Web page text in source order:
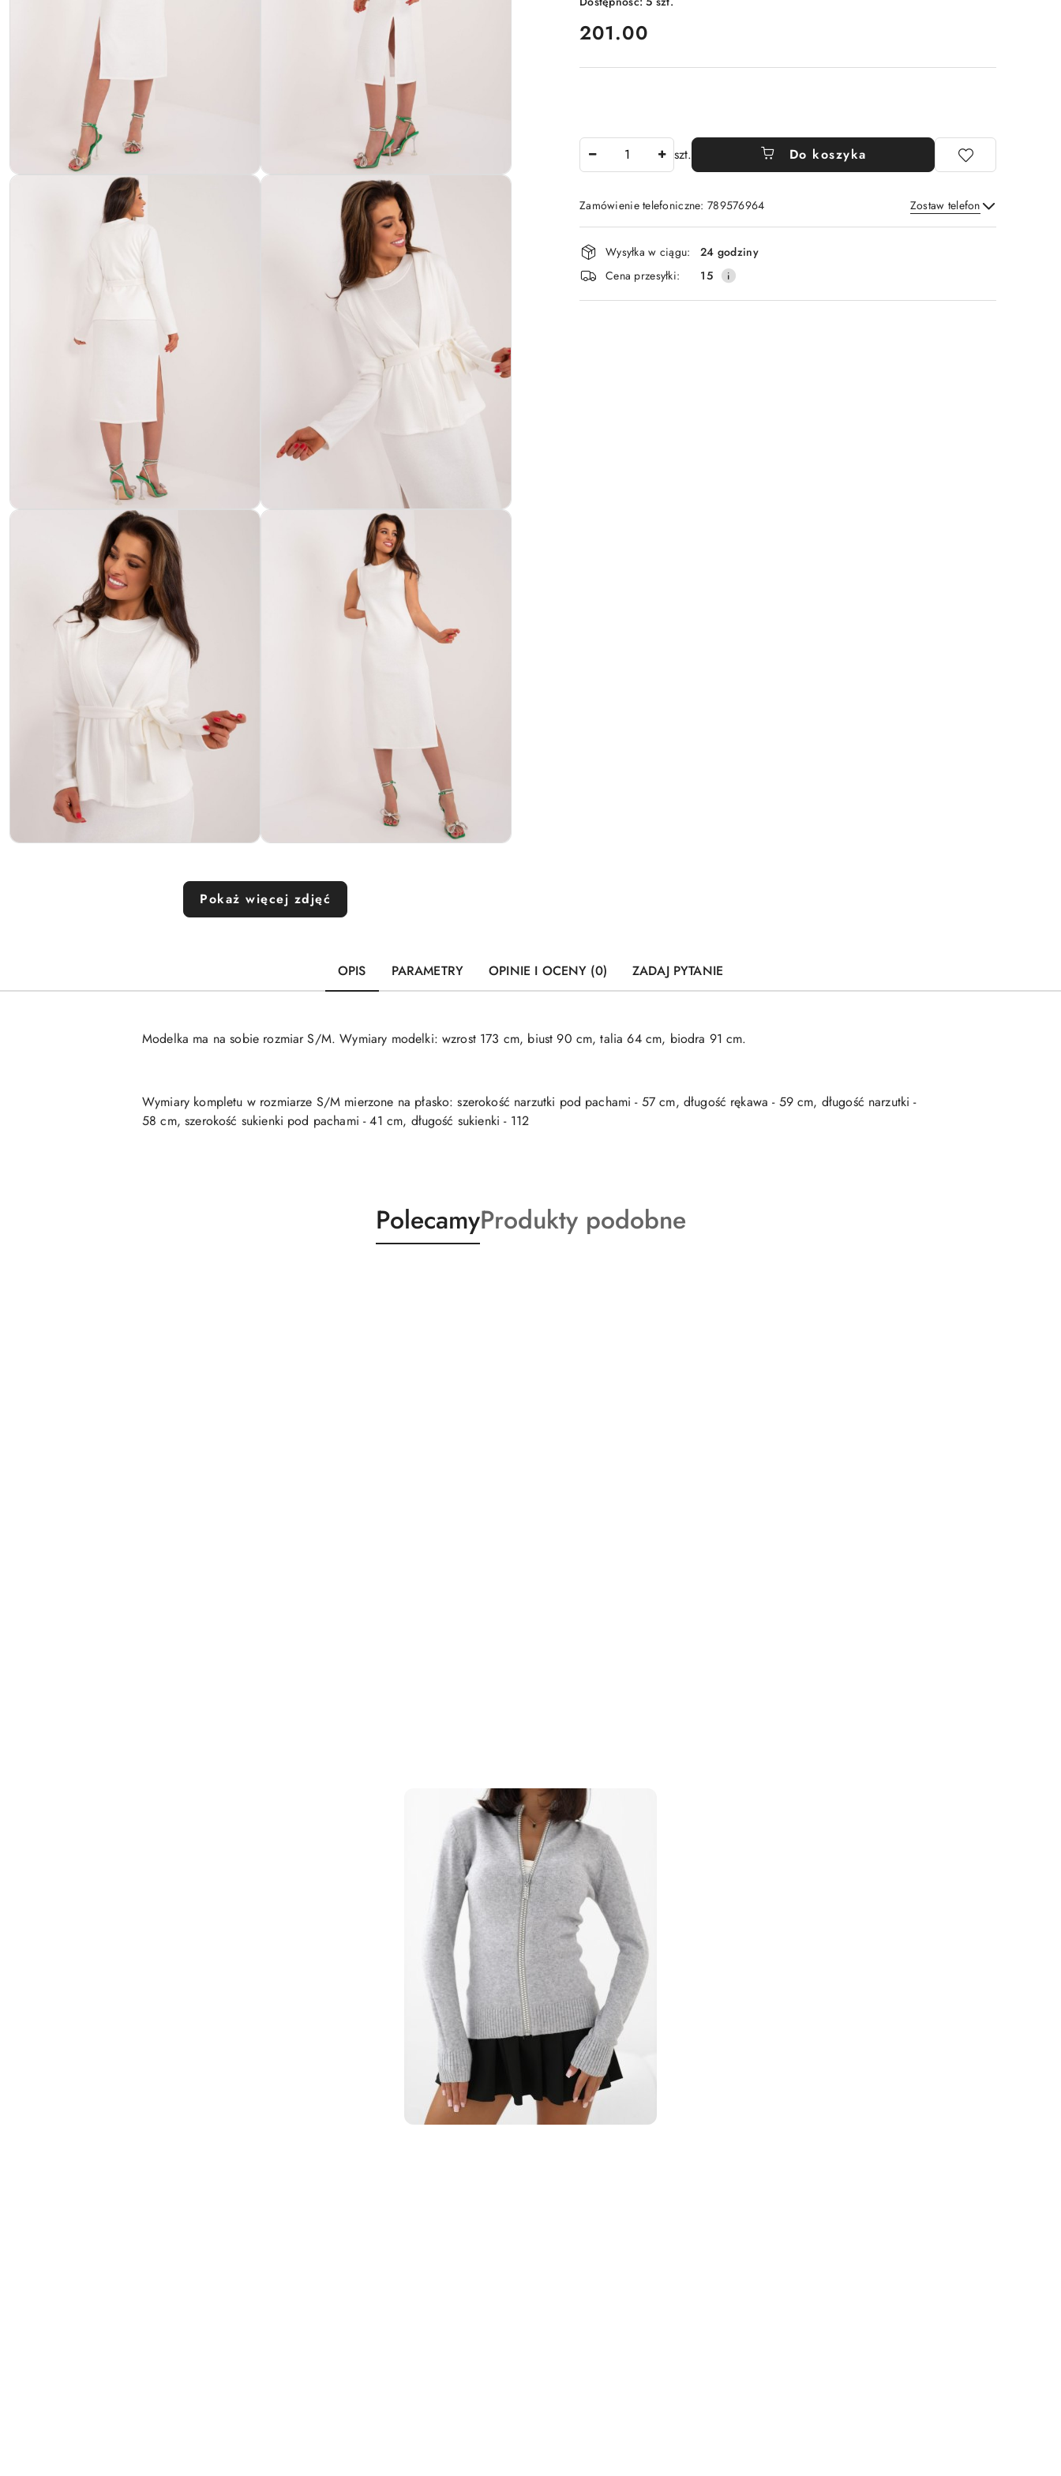
Pokaż więcej zdjęć
cena:
201.00
szt. Do koszyka
Zamówienie telefoniczne: 789576964 Zostaw telefon
Wyślij
Dostępność
i
dostawa
Wysyłka w ciągu:
24 godziny
Cena przesyłki:
15
OPIS PARAMETRY OPINIE I OCENY (0) ZADAJ PYTANIE
Modelka ma na sobie rozmiar S/M. Wymiary modelki: wzrost 173 cm, biust 90 cm, talia 64 cm, biodra 91 cm.
Wymiary kompletu w rozmiarze S/M mierzone na płasko: szerokość narzutki pod pachami - 57 cm, długość rękawa - 59 cm, długość narzutki -
58 cm, szerokość sukienki pod pachami - 41 cm, długość sukienki - 112
Produkty
o
PolecamyProdukty
o
Produkty podobne